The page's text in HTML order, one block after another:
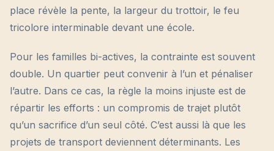
place révèle la pente, la largeur du trottoir, le feu
tricolore interminable devant une école.
Pour les familles bi-actives, la contrainte est souvent
double. Un quartier peut convenir à l’un et pénaliser
l’autre. Dans ce cas, la règle la moins injuste est de
répartir les efforts : un compromis de trajet plutôt
qu’un sacrifice d’un seul côté. C’est aussi là que les
projets de transport deviennent déterminants. Les